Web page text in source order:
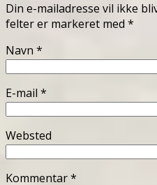
Din e-mailadresse vil ikke
felter er markeret med *
Navn *
E-mail *
Websted
Kommentar*